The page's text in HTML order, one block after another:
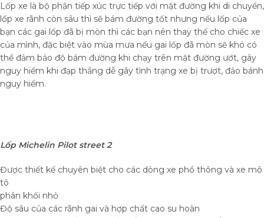
Lốp xe là bộ phận tiếp xúc trực tiếp với mặt đường khi di chuyển,
lốp xe rãnh còn sâu thì sẽ bám đường tốt nhưng nếu lốp của
bạn các gai lốp đã bị mòn thì các bạn nên thay thế cho chiếc xe
của mình, đặc biệt vào mùa mưa nếu gai lốp đã mòn sẽ khó có
thể đảm bảo độ bám đường khi chạy trên mặt đường ướt, gây
nguy hiểm khi đạp thắng dễ gây tình trạng xe bị trượt, đảo bánh
nguy hiểm.
Lốp Michelin Pilot street 2
Được thiết kế chuyên biệt cho các dòng xe phổ thông và xe mô
tô
phân khối nhỏ
Độ sâu của các rãnh gai và hợp chất cao su hoàn